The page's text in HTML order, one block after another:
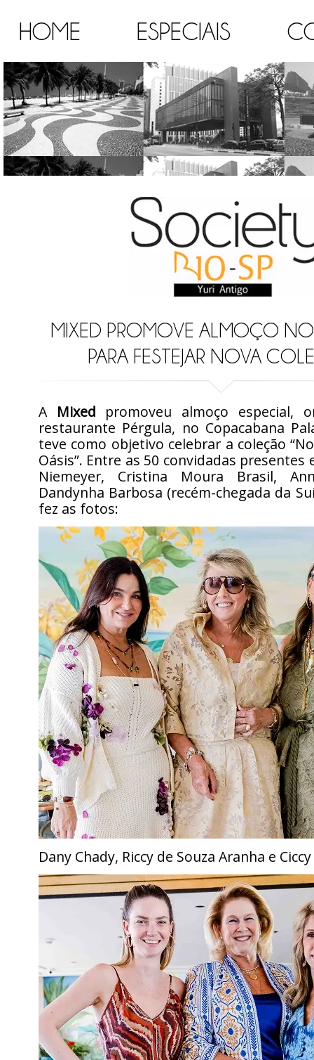
HOME ESPECIAIS
MIXED PROMOVE ALMOÇO NO
PARA FESTEJAR NOVA
A Mixed promoveu almoço especial,
restaurante Pérgula, no Copacabana
teve como objetivo celebrar a coleção
Oásis”. Entre as 50 convidadas presentes
Niemeyer, Cristina Moura Brasil,
Dandynha Barbosa (recém-chegada da
fez as fotos:
Dany Chady, Riccy de Souza Aranha e